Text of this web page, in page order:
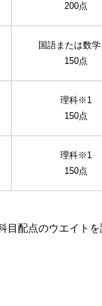
200点
国語または数
150点
理科※1
150点
理科※1
150点
配点のウエイト